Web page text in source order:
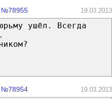
№78955 19.03.2013
ушёл. Всегда
№78954 19.03.2013